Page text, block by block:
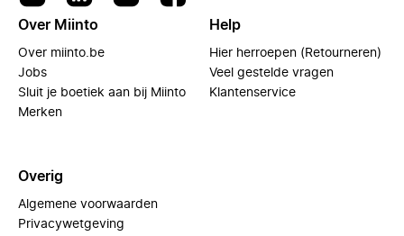
Over Miinto
Over miinto.be
Jobs
Sluit je boetiek aan bij Miinto
Merken
Help
Hier herroepen (Retourneren)
Veel gestelde vragen
Klantenservice
Overig
Algemene voorwaarden
Privacywetgeving